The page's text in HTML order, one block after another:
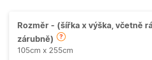
Rozměr - (šířka x výška, včetně
zárubně)
105cm x 255cm